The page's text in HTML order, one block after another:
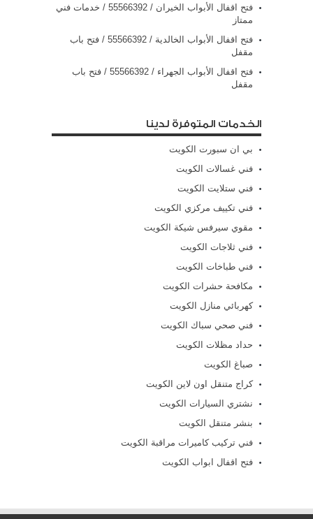
فتح اقفال الأبواب الخيران / 55566392 / خدمات فني
ممتاز
فتح اقفال الأبواب الخالدية / 55566392 / فتح باب
مقفل
فتح اقفال الأبواب الجهراء / 55566392 / فتح باب
مقفل
الخدمات المتوفرة لدينا
بي ان سبورت الكويت
فني غسالات الكويت
فني ستلايت الكويت
فني تكييف مركزي الكويت
مقوي سيرفس شيكة الكويت
فني ثلاجات الكويت
فني طباخات الكويت
مكافحة حشرات الكويت
كهربائي منازل الكويت
فني صحي سباك الكويت
حداد مظلات الكويت
صباغ الكويت
كراج متنقل اون لاين الكويت
نشتري السيارات الكويت
بنشر متنقل الكويت
فني تركيب كاميرات مراقبة الكويت
فتح اقفال ابواب الكويت